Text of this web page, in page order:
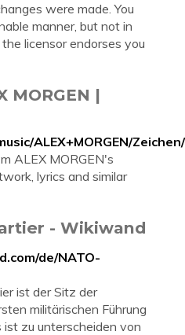
were made. You
manner, but not in
licensor endorses you
MORGEN |
ALEX+MORGEN/
ALEX MORGEN's
lyrics and similar
- Wikiwand
de/NATO-
ist der Sitz der
militärischen Führung
ist zu unterscheiden von